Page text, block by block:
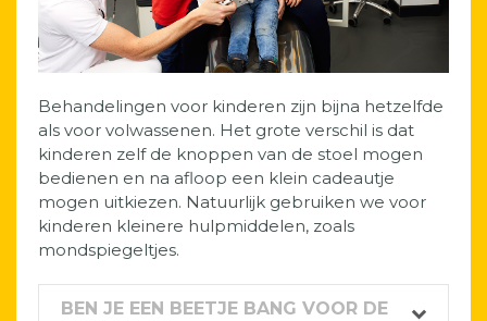
Behandelingen voor kinderen zijn bijna hetzelfde
als voor volwassenen. Het grote verschil is dat
kinderen zelf de knoppen van de stoel mogen
bedienen en na afloop een klein cadeautje
mogen uitkiezen. Natuurlijk gebruiken we voor
kinderen kleinere hulpmiddelen, zoals
mondspiegeltjes.
BEN JE EEN BEETJE BANG VOOR DE